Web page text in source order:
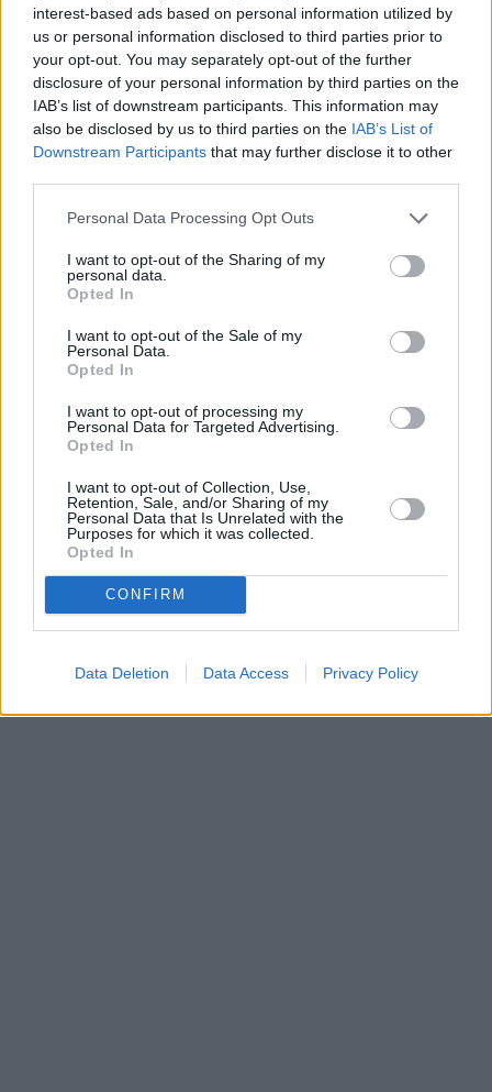
interest-based ads based on personal information utilized by
us or personal information disclosed to third parties prior to
your opt-out. You may separately opt-out of the further
disclosure of your personal information by third parties on the
IAB’s list of downstream participants. This information may
also be disclosed by us to third parties on the IAB’s List of
Downstream Participants that may further disclose it to other
Personal Data Processing Opt Outs
I want to opt-out of the Sharing of my
personal data.
Opted In
I want to opt-out of the Sale of my
Personal Data.
Opted In
I want to opt-out of processing my
Personal Data for Targeted Advertising.
Opted In
I want to opt-out of Collection, Use,
Retention, Sale, and/or Sharing of my
Personal Data that Is Unrelated with the
Purposes for which it was collected.
Opted In
CONFIRM
Data Deletion Data Access Privacy Policy